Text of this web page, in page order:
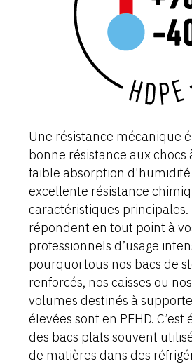
Une résistance mécanique
bonne résistance aux chocs
faible absorption
excellente résistance
caractéristiques principales.
répondent en tout point à
professionnels d’usage
pourquoi tous nos bacs de
renforcés, nos caisses ou
volumes destinés à
élevées sont en PEHD.
des bacs plats souvent
de matières dans des